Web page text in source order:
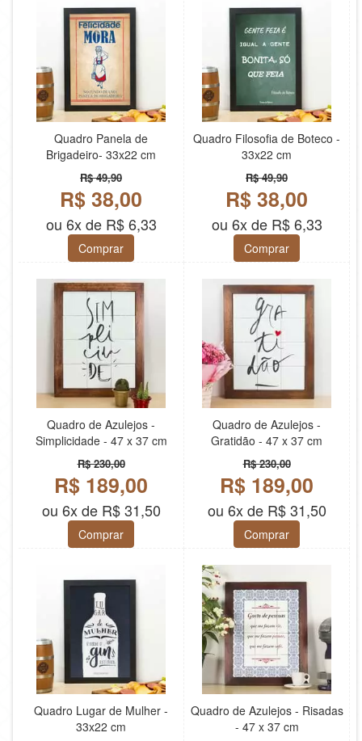
Quadro Panela de
Brigadeiro- 33x22 cm
R$ 49,90
R$ 38,00
ou 6x de R$ 6,33
Comprar
Quadro Filosofia de Boteco -
33x22 cm
R$ 49,90
R$ 38,00
ou 6x de R$ 6,33
Comprar
Quadro de Azulejos -
Simplicidade - 47 x 37 cm
R$ 230,00
R$ 189,00
ou 6x de R$ 31,50
Comprar
Quadro de Azulejos -
Gratidão - 47 x 37 cm
R$ 230,00
R$ 189,00
ou 6x de R$ 31,50
Comprar
Quadro Lugar de Mulher -
33x22 cm
Quadro de Azulejos - Risadas
- 47 x 37 cm